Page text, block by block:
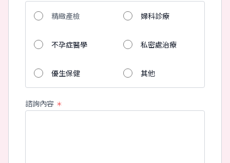
精緻產檢 婦科診療
不孕症醫學 私密處治療
優生保健 其他
諮詢內容 ＊